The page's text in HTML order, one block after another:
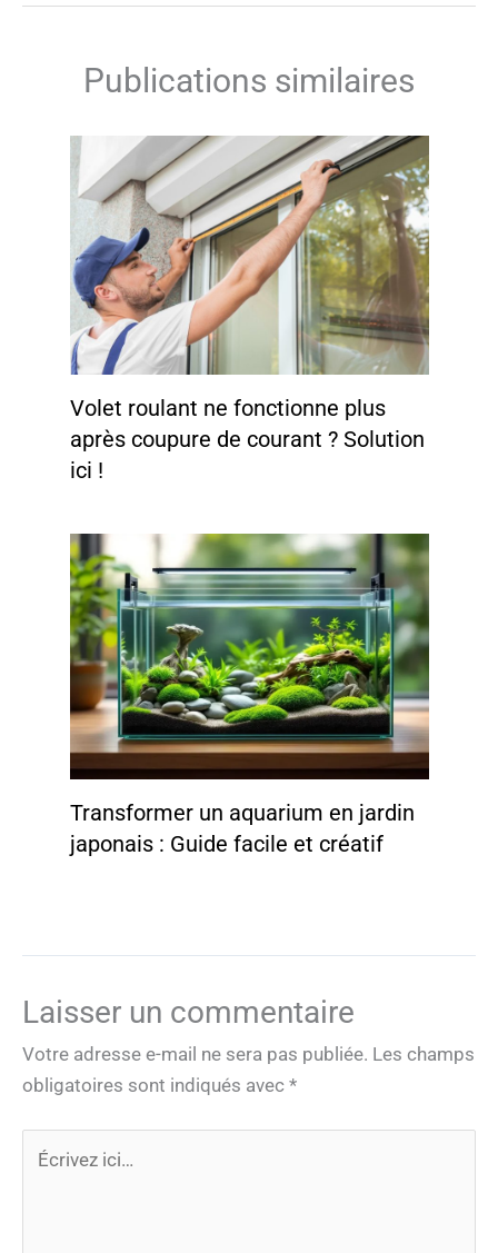
Publications similaires
Volet roulant ne fonctionne plus
après coupure de courant ? Solution
ici !
Transformer un aquarium en jardin
japonais : Guide facile et créatif
Laisser un commentaire
Votre adresse e-mail ne sera pas publiée. Les champs
obligatoires sont indiqués avec *